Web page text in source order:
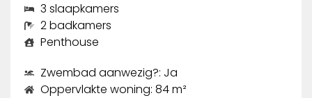
3 slaapkamers
2 badkamers
Penthouse
Zwembad aanwezig?: Ja
Oppervlakte woning: 84 m²